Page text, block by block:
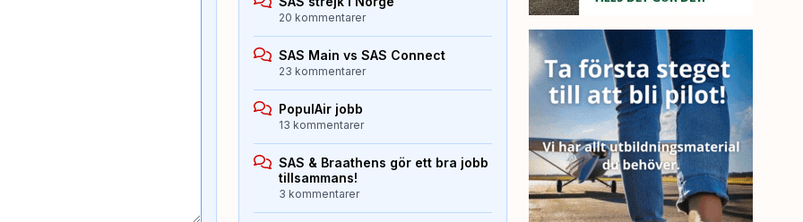
20 kommentarer
SAS Main vs SAS Connect
23 kommentarer
PopulAir jobb
13 kommentarer
SAS & Braathens gör ett bra jobb
tillsammans!
3 kommentarer